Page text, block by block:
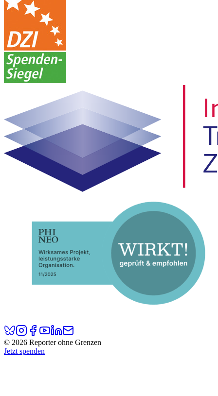
© 2026 Reporter ohne Grenzen
Jetzt spenden